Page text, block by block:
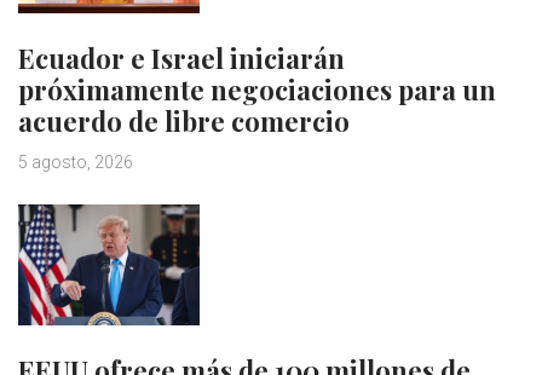
Ecuador e Israel iniciarán
próximamente negociaciones para un
acuerdo de libre comercio
5 agosto, 2026